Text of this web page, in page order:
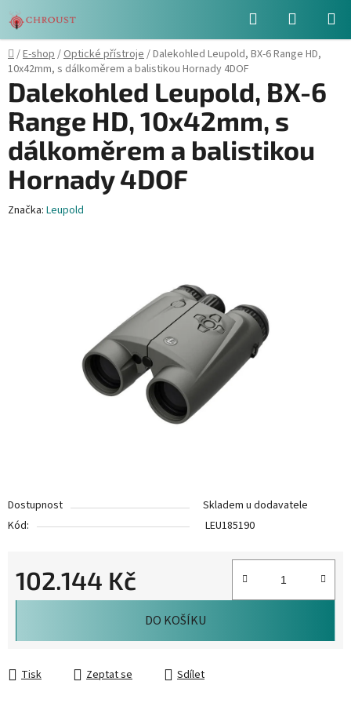
na
obsah
Hledat
KOŠÍK
Domů
/E-shop/Optické přístroje/Dalekohled Leupold, BX-6 Range HD,
10x42mm, s dálkoměrem a balistikou Hornady 4DOF
Dostupnost
Skladem u dodavatele
Kód:
LEU185190
102.144 Kč
Měrná cena:
DO KOŠÍKU
Tisk Zeptat se Sdílet
Dalekohled Leupold, BX-6
Range HD, 10x42mm, s
dálkoměrem a balistikou
Hornady 4DOF
Značka: Leupold